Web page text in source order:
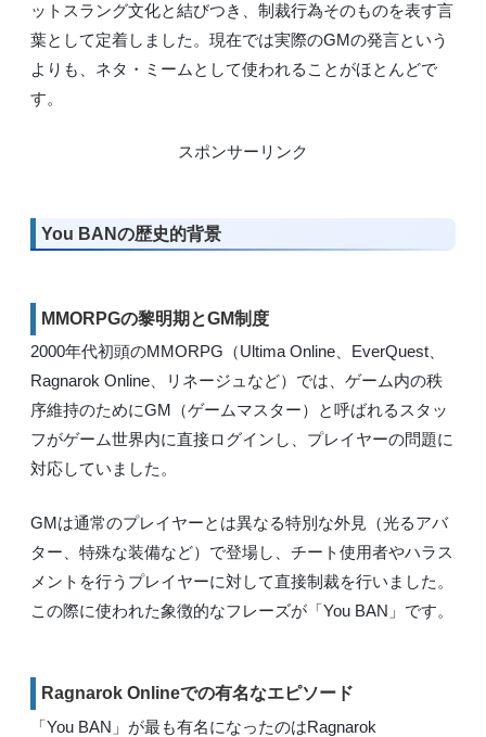
ットスラング文化と結びつき、制裁行為そのものを表す言
葉として定着しました。現在では実際のGMの発言という
よりも、ネタ・ミームとして使われることがほとんどで
す。
スポンサーリンク
You BANの歴史的背景
MMORPGの黎明期とGM制度
2000年代初頭のMMORPG（Ultima Online、EverQuest、
Ragnarok Online、リネージュなど）では、ゲーム内の秩
序維持のためにGM（ゲームマスター）と呼ばれるスタッ
フがゲーム世界内に直接ログインし、プレイヤーの問題に
対応していました。
GMは通常のプレイヤーとは異なる特別な外見（光るアバ
ター、特殊な装備など）で登場し、チート使用者やハラス
メントを行うプレイヤーに対して直接制裁を行いました。
この際に使われた象徴的なフレーズが「You BAN」です。
Ragnarok Onlineでの有名なエピソード
「You BAN」が最も有名になったのはRagnarok